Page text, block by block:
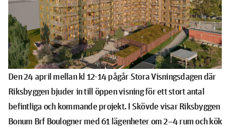
Den 24 april mellan kl 12-14 pågår Stora Visningsdagen där
Riksbyggen bjuder in till öppen visning för ett stort antal
befintliga och kommande projekt. I Skövde visar Riksbyggen
Bonum Brf Boulogner med 61 lägenheter om 2–4 rum och kök